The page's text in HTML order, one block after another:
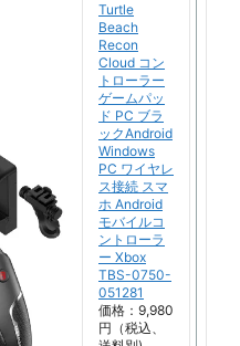
Turtle
Beach
Recon
Cloud コン
トローラー
ゲームパッ
ド PC ブラ
ックAndroid
Windows
PC ワイヤレ
ス接続 スマ
ホ Android
モバイルコ
ントローラ
ー Xbox
TBS-0750-
051281
価格：9,980
円（税込、